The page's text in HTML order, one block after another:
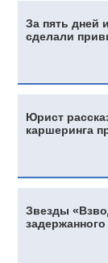
За пять дней
сделали
Юрист
каршеринга
Звезды